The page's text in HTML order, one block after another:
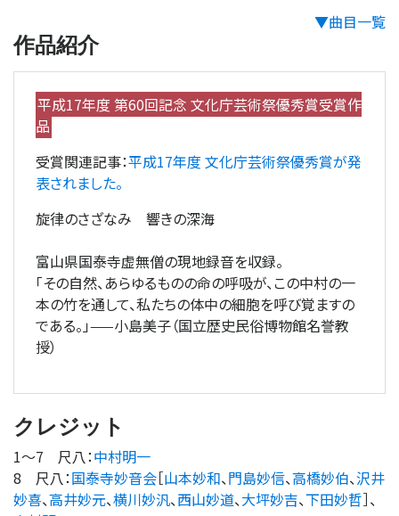
▼曲目一覧
作品紹介
平成17年度 第60回記念 文化庁芸術祭優秀賞受賞作
品
受賞関連記事：平成17年度 文化庁芸術祭優秀賞が発
表されました。
旋律のさざなみ 響きの深海
富山県国泰寺虚無僧の現地録音を収録。
「その自然、あらゆるものの命の呼吸が、この中村の一
本の竹を通して、私たちの体中の細胞を呼び覚ますの
である。」——小島美子（国立歴史民俗博物館名誉教
授）
クレジット
1〜7 尺八：中村明一
8 尺八：国泰寺妙音会［山本妙和、門島妙信、高橋妙伯、沢井
妙喜、高井妙元、横川妙汎、西山妙道、大坪妙吉、下田妙哲］、